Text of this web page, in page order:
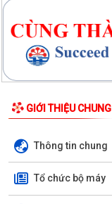
GIỚI THIỆU CHUNG
Thông tin chung
Tổ chức bộ máy